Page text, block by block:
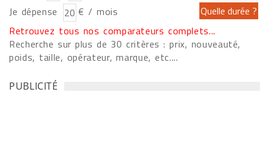
Je dépense
€ / mois
Retrouvez tous nos comparateurs complets...
Recherche sur plus de 30 critères : prix, nouveauté,
poids, taille, opérateur, marque, etc....
PUBLICITÉ